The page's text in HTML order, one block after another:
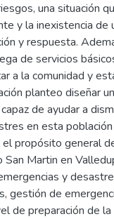
una situación
y la inexistencia de
y respuesta.
de servicios
a la comunidad y
planteo diseñar
de ayudar a
en esta
propósito general
Martin en
y
gestión de
de preparación de la